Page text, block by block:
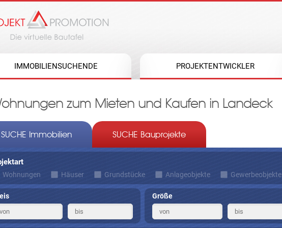
IMMOBILIENSUCHENDE PROJEKTENTWICKLER
zum Mieten und Kaufen in Landeck
SUCHE Immobilien SUCHE Bauprojekte
Wohnungen Häuser Grundstücke Anlageobjekte Gewerbeobjekte
Größe